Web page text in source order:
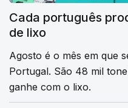
Cada português
de lixo
Agosto é o mês em que
Portugal. São 48 mil
ganhe com o lixo.